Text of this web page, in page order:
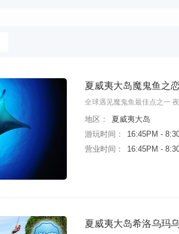
夏威夷大岛魔鬼鱼之
全球遇见魔鬼鱼最佳点之一
地区：
夏威夷大岛
游玩时间：
16:45PM -
营业时间：
16:45PM -
夏威夷大岛希洛乌玛